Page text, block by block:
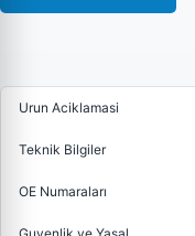
Urun Aciklamasi
Teknik Bilgiler
OE Numaraları